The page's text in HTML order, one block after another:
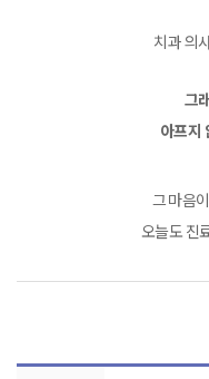
치과 의
그
아프지
그 마음
오늘도 진